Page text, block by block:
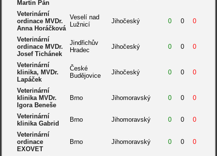
Martin Pán
Veterinární
ordinace MVDr.
Anna Horáčková
Veselí nad
Lužnicí
Jihočeský 0 0 0
Veterinární
ordinace MVDr.
Josef Tichánek
Jindřichův
Hradec
Jihočeský 0 0 0
Veterinární
klinika, MVDr.
Lapáček
České
Budějovice
Jihočeský 0 0 0
Veterinární
klinika MVDr.
Igora Beneše
Brno Jihomoravský 0 0 0
Veterinární
klinika Gabrid
Brno Jihomoravský 0 0 0
Veterinární
ordinace
EXOVET
Brno Jihomoravský 0 0 0